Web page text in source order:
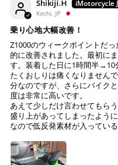
Shikiji.H
Kochi, JP
乗り心地大幅改善！
Z1000のウィークポイントだ
的に改善されました。最初に
す。装着した日に1時間半
たくおしりは痛くなりません
分なのですが、さらにバイク
度は非常に高いです。
あえて少しだけ言わせてもら
盛り上があってしまったよう
なので低反発素材が入ってい